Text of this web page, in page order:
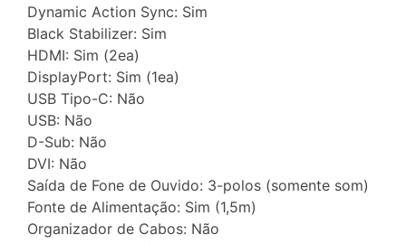
Dynamic Action Sync: Sim
Black Stabilizer: Sim
HDMI: Sim (2ea)
DisplayPort: Sim (1ea)
USB Tipo-C: Não
USB: Não
D-Sub: Não
DVI: Não
Saída de Fone de Ouvido: 3-polos (somente som)
Fonte de Alimentação: Sim (1,5m)
Organizador de Cabos: Não